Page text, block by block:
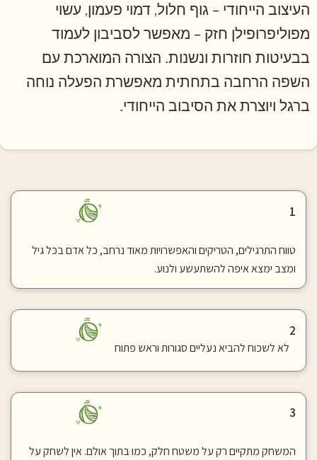
העיצוב הייחודי – גוף חלול, דמוי פעמון, עשוי
מפוליפרופילן חזק – מאפשר לסביבון לעמוד
בבעיטות חוזרות ונשנות. הצורה המוארכת עם
השפה הרחבה בתחתית מאפשרת הפעלה נוחה
ברגל ויוצרת את הסיבוב הייחודי.
1
טווח התרגילים, הטריקים והאפשרויות מאוד נרחב, כל אדם בכל גיל
ומצב ימצא איפה להשתעשע ולנוע.
2
לא לשכוח להביא נעליים סגורות וראש פתוח
3
המשחק מתקיים רק על משטח חלק, כמו בתוך אולם. אין לשחק על